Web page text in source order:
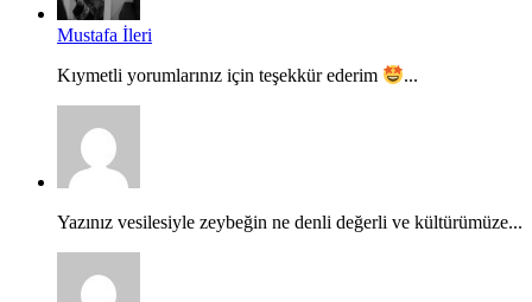
Mustafa İleri
Kıymetli yorumlarınız için teşekkür ederim ...
Yazınız vesilesiyle zeybeğin ne denli değerli ve kültürümüze...